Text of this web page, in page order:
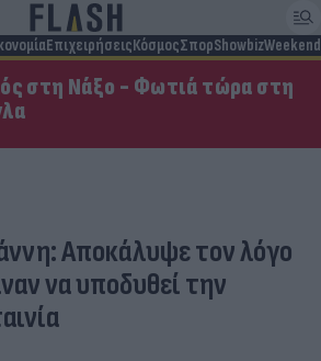
ΕπιχειρήσειςΚόσμοςΣπορShowbizWeekend
στη Νάξο - Φωτιά τώρα στη
Αποκάλυψε τον λόγο
να υποδυθεί την